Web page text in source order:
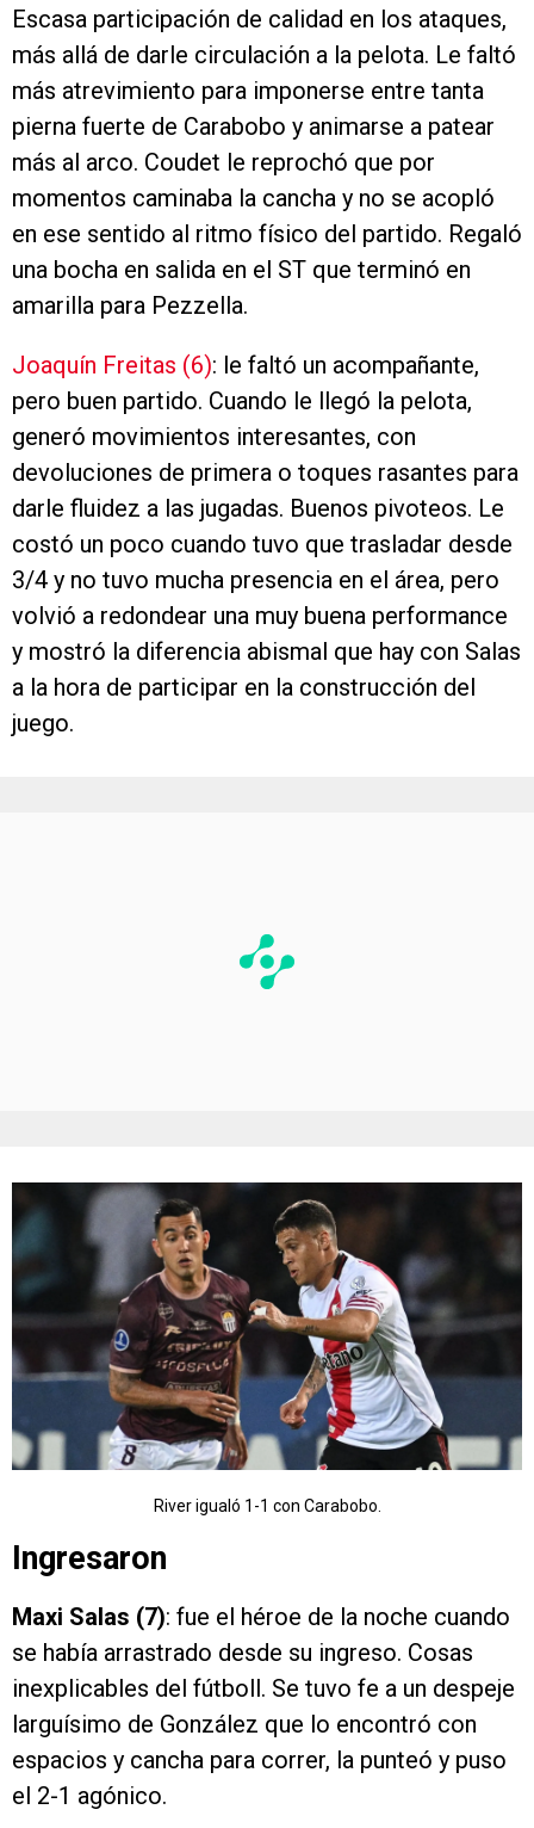
Escasa participación de calidad en los ataques,
más allá de darle circulación a la pelota. Le faltó
más atrevimiento para imponerse entre tanta
pierna fuerte de Carabobo y animarse a patear
más al arco. Coudet le reprochó que por
momentos caminaba la cancha y no se acopló
en ese sentido al ritmo físico del partido. Regaló
una bocha en salida en el ST que terminó en
amarilla para Pezzella.
Joaquín Freitas (6): le faltó un acompañante,
pero buen partido. Cuando le llegó la pelota,
generó movimientos interesantes, con
devoluciones de primera o toques rasantes para
darle fluidez a las jugadas. Buenos pivoteos. Le
costó un poco cuando tuvo que trasladar desde
3/4 y no tuvo mucha presencia en el área, pero
volvió a redondear una muy buena performance
y mostró la diferencia abismal que hay con Salas
a la hora de participar en la construcción del
juego.
River igualó 1-1 con Carabobo.
Ingresaron
Maxi Salas (7): fue el héroe de la noche cuando
se había arrastrado desde su ingreso. Cosas
inexplicables del fútboll. Se tuvo fe a un despeje
larguísimo de González que lo encontró con
espacios y cancha para correr, la punteó y puso
el 2-1 agónico.